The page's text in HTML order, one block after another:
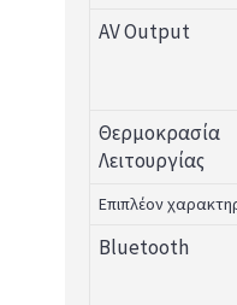
AV Output
Θερμοκρασία
Λειτουργίας
Επιπλέον
Bluetooth